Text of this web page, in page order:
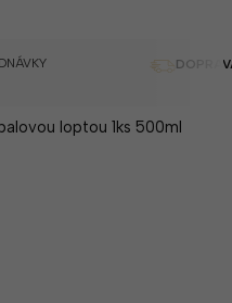
loptou 1ks 500ml